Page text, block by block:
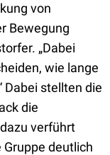
von
Bewegung
„Dabei
wie lange
Dabei stellten die
die
verführt
Gruppe deutlich